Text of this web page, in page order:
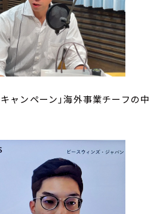
ャンペーン」海外事業チーフの中